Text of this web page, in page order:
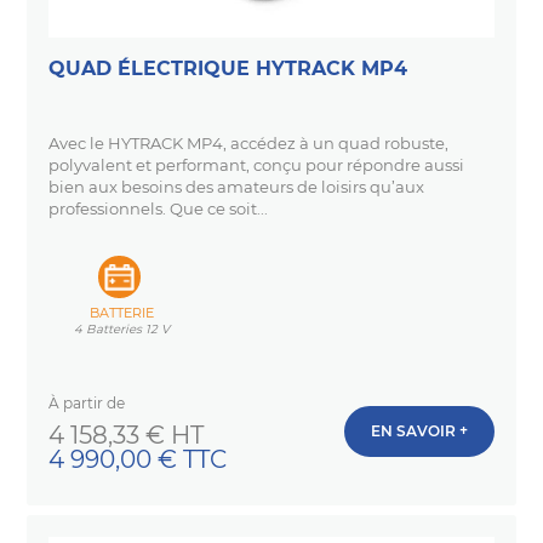
QUAD ÉLECTRIQUE HYTRACK MP4
Avec le HYTRACK MP4, accédez à un quad robuste,
polyvalent et performant, conçu pour répondre aussi
bien aux besoins des amateurs de loisirs qu’aux
professionnels. Que ce soit...
BATTERIE
4 Batteries 12 V
À partir de
Prix
4 158,33 € HT
4 990,00 € TTC
EN SAVOIR +